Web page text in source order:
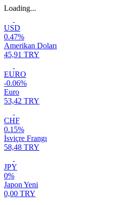
Loading...
USD
0.47%
Amerikan Doları
45,91 TRY
EURO
-0.06%
Euro
53,42 TRY
CHF
0.15%
İsviçre Frangı
58,48 TRY
JPY
0%
Japon Yeni
0,00 TRY